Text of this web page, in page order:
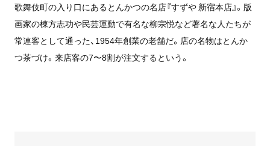
歌舞伎町の入り口にあるとんかつの名店『すずや 新宿本店』。版
画家の棟方志功や民芸運動で有名な柳宗悦など著名な人たちが
常連客として通った、 1954年創業の老舗だ。店の名物はとんか
つ茶づけ。来店客の7〜8割が注文するという。